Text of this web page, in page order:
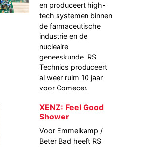
en produceert high-
tech systemen binnen
de farmaceutische
industrie en de
nucleaire
geneeskunde. RS
Technics produceert
al weer ruim 10 jaar
voor Comecer.
XENZ: Feel Good
Shower
Voor Emmelkamp /
Beter Bad heeft RS